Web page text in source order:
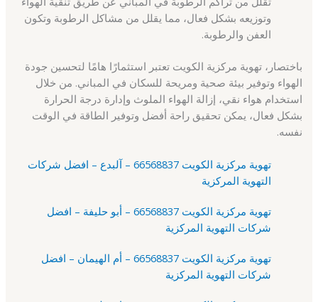
وتوزيعه بشكل فعال، مما يقلل من مشاكل الرطوبة وتكون
العفن والرطوبة.
باختصار، تهوية مركزية الكويت تعتبر استثمارًا هامًا لتحسين جودة
الهواء وتوفير بيئة صحية ومريحة للسكان في المباني. من خلال
استخدام هواء نقي، إزالة الهواء الملوث وإدارة درجة الحرارة
بشكل فعال، يمكن تحقيق راحة أفضل وتوفير الطاقة في الوقت
نفسه.
تهوية مركزية الكويت 66568837 – آلبدع – افضل شركات
التهوية المركزية
تهوية مركزية الكويت 66568837 – أبو حليفة – افضل
شركات التهوية المركزية
تهوية مركزية الكويت 66568837 – أم الهيمان – افضل
شركات التهوية المركزية